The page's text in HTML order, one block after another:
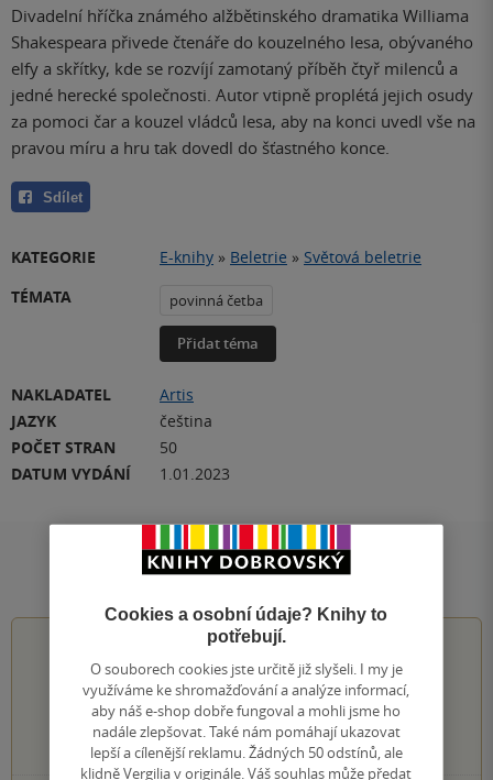
Divadelní hříčka známého alžbětinského dramatika Williama
Shakespeara přivede čtenáře do kouzelného lesa, obývaného
elfy a skřítky, kde se rozvíjí zamotaný příběh čtyř milenců a
jedné herecké společnosti. Autor vtipně proplétá jejich osudy
za pomoci čar a kouzel vládců lesa, aby na konci uvedl vše na
pravou míru a hru tak dovedl do šťastného konce.
Sdílet
KATEGORIE E-knihy » Beletrie » Světová beletrie
TÉMATA
povinná četba
Přidat téma
NAKLADATEL
Artis
JAZYK
čeština
POČET STRAN
50
DATUM VYDÁNÍ
1.01.2023
Hodnocení a recenze čtenářů
4.3z5
52hodnocení čtenářů
Cookies a osobní údaje? Knihy to
potřebují.
O souborech cookies jste určitě již slyšeli. I my je
využíváme ke shromažďování a analýze informací,
aby náš e-shop dobře fungoval a mohli jsme ho
nadále zlepšovat. Také nám pomáhají ukazovat
lepší a cílenější reklamu. Žádných 50 odstínů, ale
klidně Vergilia v originále. Váš souhlas může předat